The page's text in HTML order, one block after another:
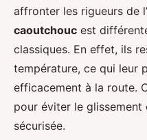
affronter les rigueurs de
caoutchouc est
classiques. En effet, ils
température, ce qui leur
efficacement à la route.
pour éviter le
sécurisée.